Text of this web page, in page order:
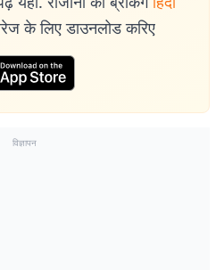
के लिए डाउनलोड करिए
विज्ञापन